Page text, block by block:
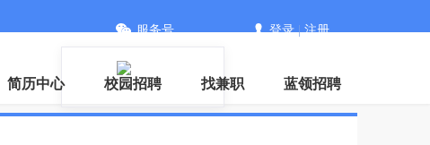
服务号 登录|注册
简历中心 校园招聘 找兼职 蓝领招聘